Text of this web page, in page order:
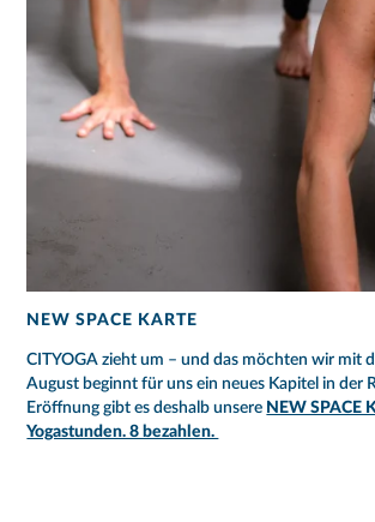
NEW SPACE KARTE
CITYOGA zieht um – und das möchten wir mit
August beginnt für uns ein neues Kapitel in der
Eröffnung gibt es deshalb unsere NEW SPACE
Yogastunden. 8 bezahlen.